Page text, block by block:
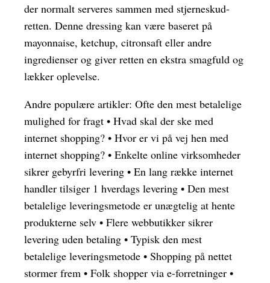
der normalt serveres sammen med stjerneskud-
retten. Denne dressing kan være baseret på
mayonnaise, ketchup, citronsaft eller andre
ingredienser og giver retten en ekstra smagfuld og
lækker oplevelse.
Andre populære artikler: Ofte den mest betalelige
mulighed for fragt • Hvad skal der ske med
internet shopping? • Hvor er vi på vej hen med
internet shopping? • Enkelte online virksomheder
sikrer gebyrfri levering • En lang række internet
handler tilsiger 1 hverdags levering • Den mest
betalelige leveringsmetode er unægtelig at hente
produkterne selv • Flere webbutikker sikrer
levering uden betaling • Typisk den mest
betalelige leveringsmetode • Shopping på nettet
stormer frem • Folk shopper via e-forretninger •